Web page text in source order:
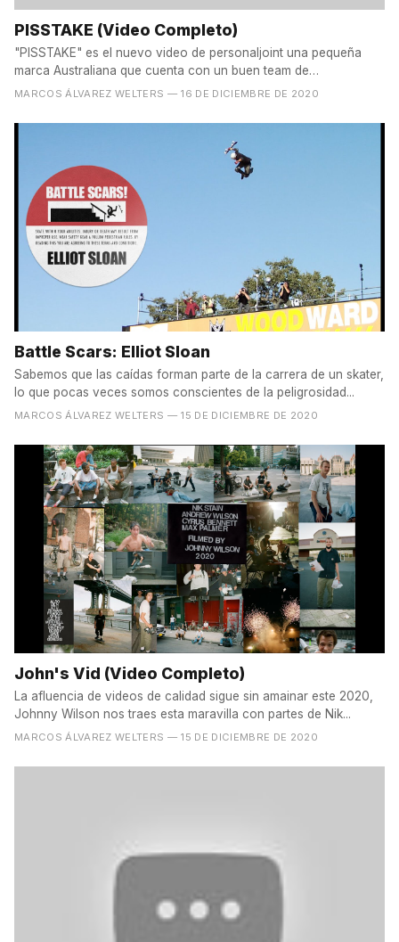
PISSTAKE (Video Completo)
"PISSTAKE" es el nuevo video de personaljoint una pequeña
marca Australiana que cuenta con un buen team de
engorilados....
MARCOS ÁLVAREZ WELTERS — 16 DE DICIEMBRE DE 2020
Battle Scars: Elliot Sloan
Sabemos que las caídas forman parte de la carrera de un skater,
lo que pocas veces somos conscientes de la peligrosidad...
MARCOS ÁLVAREZ WELTERS — 15 DE DICIEMBRE DE 2020
John's Vid (Video Completo)
La afluencia de videos de calidad sigue sin amainar este 2020,
Johnny Wilson nos traes esta maravilla con partes de Nik...
MARCOS ÁLVAREZ WELTERS — 15 DE DICIEMBRE DE 2020